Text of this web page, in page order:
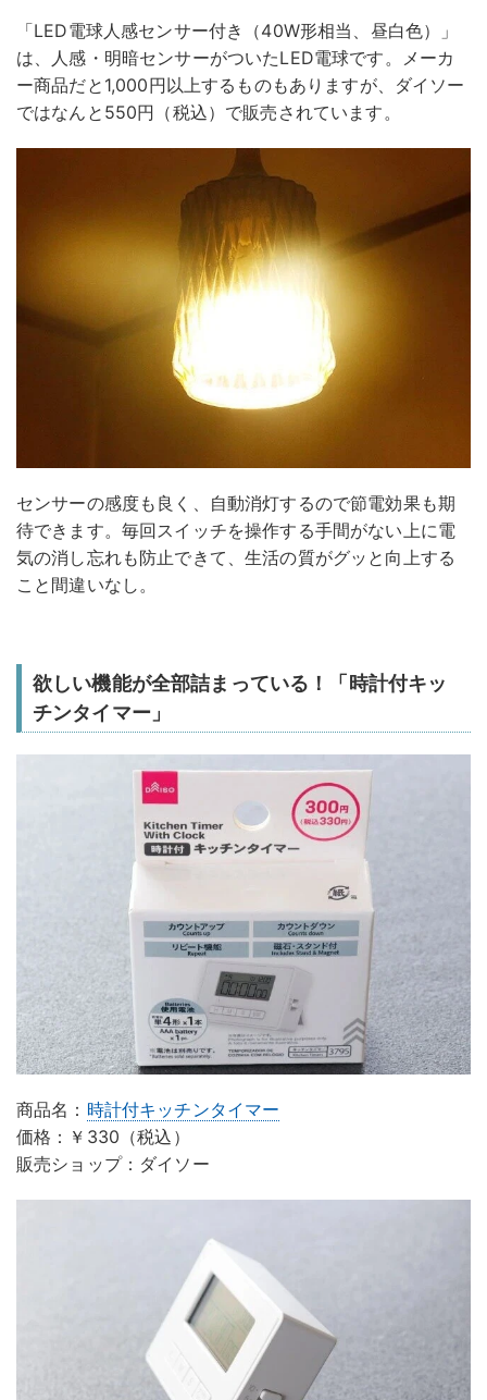
「LED電球人感センサー付き（40W形相当、昼白色）」
は、人感・明暗センサーがついたLED電球です。メーカ
ー商品だと1,000円以上するものもありますが、ダイソー
ではなんと550円（税込）で販売されています。
センサーの感度も良く、自動消灯するので節電効果も期
待できます。毎回スイッチを操作する手間がない上に電
気の消し忘れも防止できて、生活の質がグッと向上する
こと間違いなし。
欲しい機能が全部詰まっている！「時計付キッ
チンタイマー」
商品名： 時計付キッチンタイマー
価格：￥330（税込）
販売ショップ：ダイソー